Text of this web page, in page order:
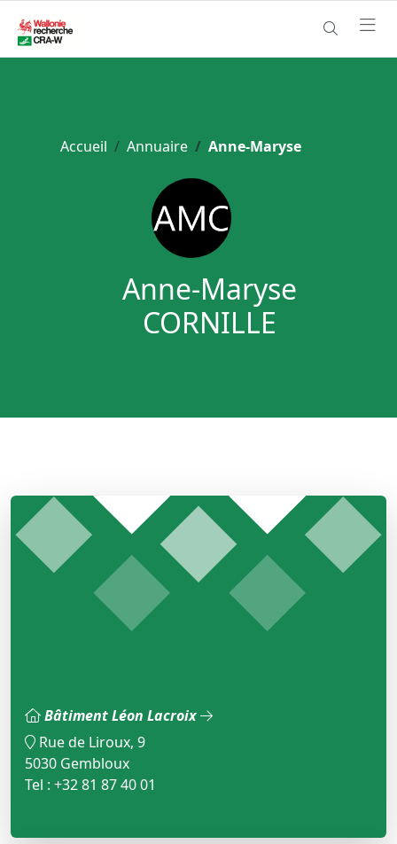
Accueil Annuaire Anne-Maryse
Anne-Maryse
CORNILLE
Bâtiment Léon Lacroix
Rue de Liroux, 9
5030 Gembloux
Tel : +32 81 87 40 01